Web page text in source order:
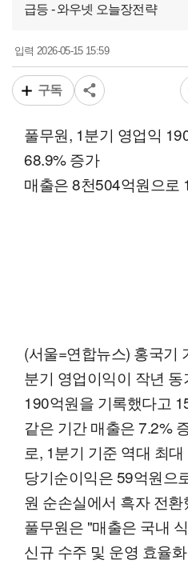
급등 - 와우넷 오늘장전략
입력2026-05-15 15:59
구독
풀무원, 1분기 영업익
68.9% 증가
매출은 8천504억원으로
(서울=연합뉴스) 홍국기
분기 영업이익이 작년
190억원을 기록했다고
같은 기간 매출은 7.2%
로, 1분기 기준 역대 최
당기순이익은 59억원으
원 순손실에서 흑자 전환
풀무원은 "매출은 국내
신규 수주 및 운영 효율